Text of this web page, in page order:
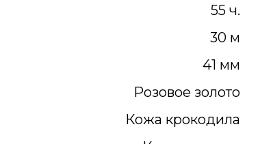
55 ч.
30 м
41 мм
Розовое золото
Кожа крокодила